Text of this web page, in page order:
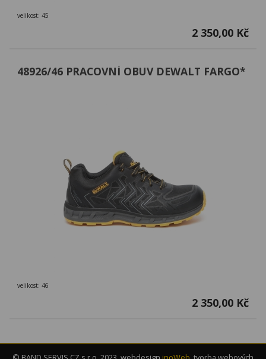
velikost: 45
2 350,00 Kč
48926/46 PRACOVNÍ OBUV DEWALT FARGO*
velikost: 46
2 350,00 Kč